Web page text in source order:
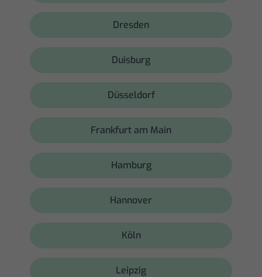
Dresden
Duisburg
Düsseldorf
Frankfurt am Main
Hamburg
Hannover
Köln
Leipzig